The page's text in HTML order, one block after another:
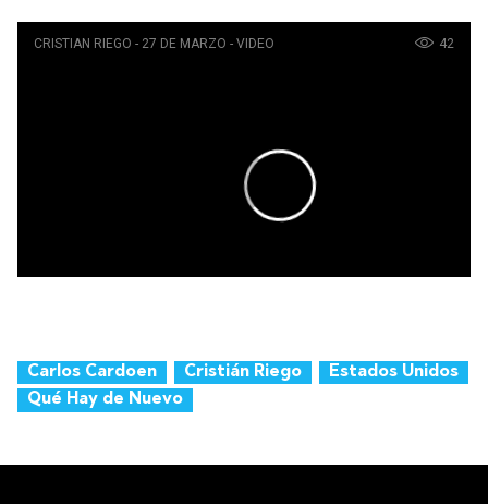
Carlos Cardoen Cristián Riego
Estados Unidos
Qué Hay de Nuevo